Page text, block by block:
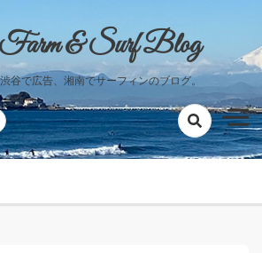
& Surf Blog
谷で広告、湘南でサーフィンのブログ。